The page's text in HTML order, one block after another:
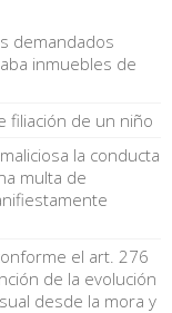
demandados
inmuebles de
filiación de un niño
la conducta
multa de
el art. 276
de la evolución
desde la mora y